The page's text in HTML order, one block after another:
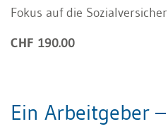
Fokus auf die
CHF 190.00
Ein Arbeitgeber